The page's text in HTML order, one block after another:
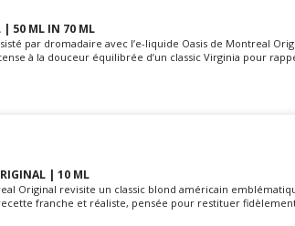
| 50 ML IN 70 ML
par dromadaire avec l’e-liquide Oasis de Montreal
à la douceur équilibrée d’un classic Virginia pour
| 10 ML
Original revisite un classic blond américain
franche et réaliste, pensée pour restituer fidèlement